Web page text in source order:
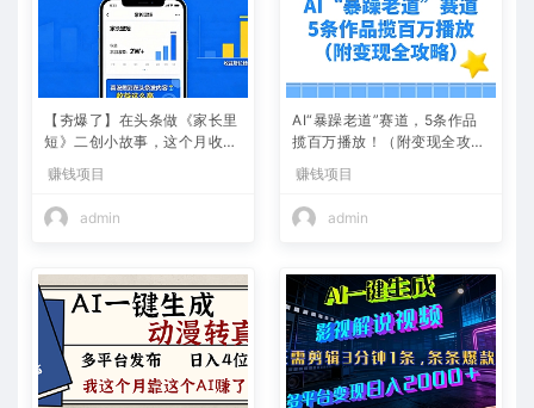
【夯爆了】在头条做《家长里
短》二创小故事，这个月收益
赚钱项目
admin
AI“暴躁老道”赛道，5条作品
揽百万播放！（附变现全攻
赚钱项目
admin